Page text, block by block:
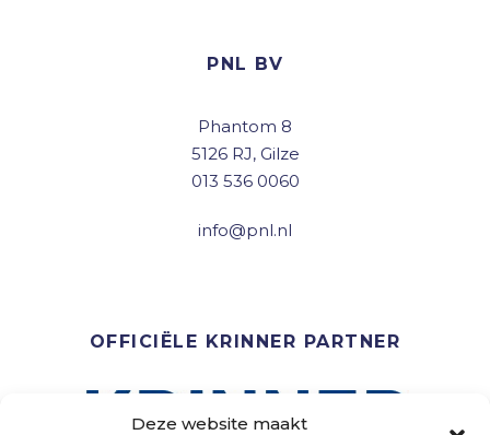
Deze website maakt
PNL BV
Phantom 8
5126 RJ, Gilze
013 536 0060
info@pnl.nl
OFFICIËLE KRINNER PARTNER